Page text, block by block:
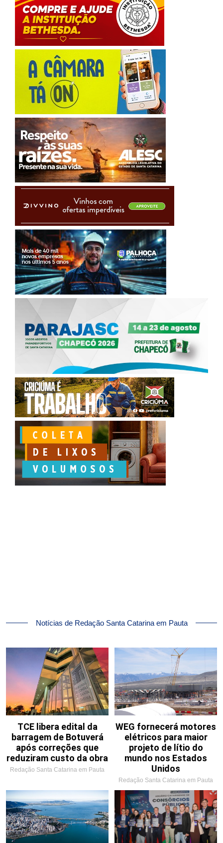
Notícias de Redação Santa Catarina em Pauta
TCE libera edital da
barragem de Botuverá
após correções que
reduziram custo da obra
Redação Santa Catarina em Pauta
WEG fornecerá motores
elétricos para maior
projeto de lítio do
mundo nos Estados
Unidos
Redação Santa Catarina em Pauta